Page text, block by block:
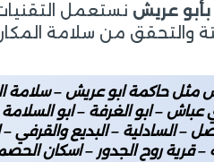
عريش نستعمل
والتحقق من سلامة
حاكمة ابو عريش – سلامة
– ابو الغرفة – ابو
– السادلية – البديع والقرفي
– قرية روح الجدور – اسكان